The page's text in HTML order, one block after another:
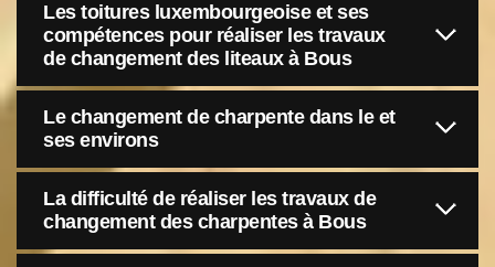
Les toitures luxembourgeoise et ses
compétences pour réaliser les travaux
de changement des liteaux à Bous
Le changement de charpente dans le et
ses environs
La difficulté de réaliser les travaux de
changement des charpentes à Bous